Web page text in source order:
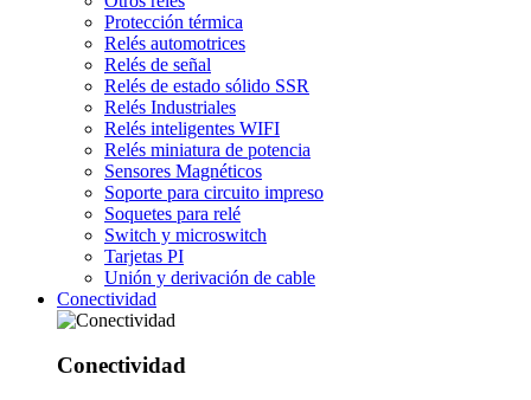
Protección térmica
Relés automotrices
Relés de señal
Relés de estado sólido SSR
Relés Industriales
Relés inteligentes WIFI
Relés miniatura de potencia
Sensores Magnéticos
Soporte para circuito impreso
Soquetes para relé
Switch y microswitch
Tarjetas PI
Unión y derivación de cable
Conectividad
Conectividad